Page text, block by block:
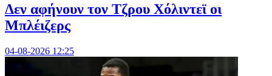
Δεν αφήνουν τον Τζρου Χόλιντεϊ οι
Μπλέιζερς
04-08-2026 12:25